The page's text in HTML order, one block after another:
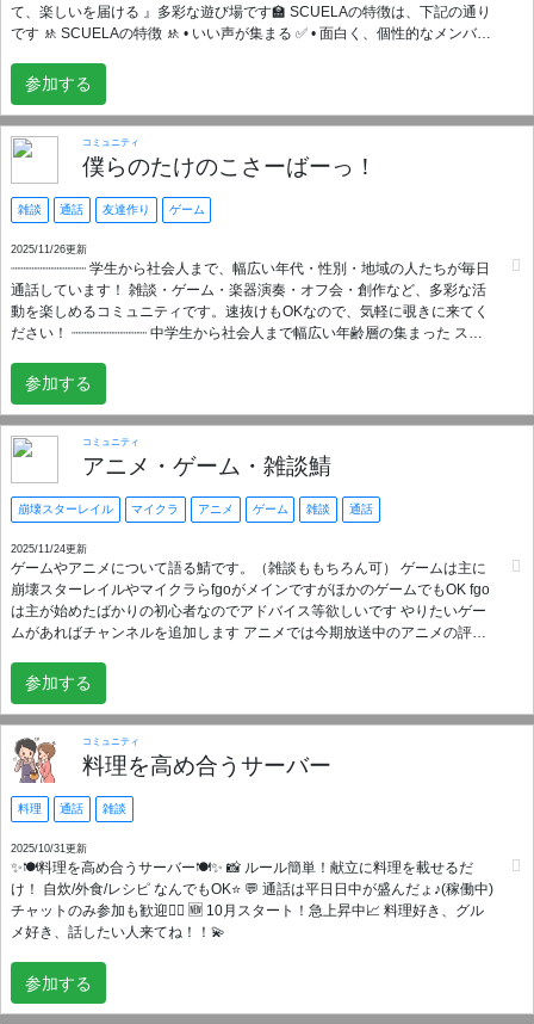
て、楽しいを届ける 』多彩な遊び場です🏫 SCUELAの特徴は、下記の通り
です 🚸 SCUELAの特徴 🚸 • いい声が集まる ✅ • 面白く、個性的なメンバー
ンバーの浮上率が高い ✅ また、メンバーの皆さんに楽しく過ごしていただ
く為にもいくつかルールがありますので、必ず一度、目を通してくださ
い。
参加する
コミュニティ
僕らのたけのこさーばーっ！
雑談 通話 友達作り ゲーム
2025/11/26更新
┈┈┈┈┈┈┈┈┈ 学生から社会人まで、幅広い年代・性別・地域の人たちが毎日
通話しています！ 雑談・ゲーム・楽器演奏・オフ会・創作など、多彩な活
動を楽しめるコミュニティです。速抜けもOKなので、気軽に覗きに来てく
ださい！ ┈┈┈┈┈┈┈┈┈ 中学生から社会人まで幅広い年齢層の集まった スー
強しながら雑談したい！ そんな時にメンションしてみれば誰か来るかも❓ ･
ゲームVC- ̗̀ 🎮𓈒⋆͛ ･雑談 VC🗣 ･お悩み相談VC😵‍💫🌀 etc... 色んなVCで 沢山話
そう！！ 開設 2025. 5月 〜
参加する
コミュニティ
アニメ・ゲーム・雑談鯖
崩壊スターレイル マイクラ アニメ ゲーム 雑談 通話
2025/11/24更新
ゲームやアニメについて語る鯖です。（雑談ももちろん可） ゲームは主に
崩壊スターレイルやマイクラらfgoがメインですがほかのゲームでもOK fgo
は主が始めたばかりの初心者なのでアドバイス等欲しいです やりたいゲー
ムがあればチャンネルを追加します アニメでは今期放送中のアニメの評価
す 年
齢制限はないですが中学生以上が望ましい 男女誰でも大歓迎！ ルールを守
って仲良く楽しくやりましょう
参加する
コミュニティ
料理を高め合うサーバー
料理 通話 雑談
2025/10/31更新
✨️🍽️料理を高め合うサーバー🍽️✨️ 📸 ルール簡単！献立に料理を載せるだ
け！ 自炊/外食/レシピ なんでもOK⭐️ 💬 通話は平日日中が盛んだょ♪(稼働中)
チャットのみ参加も歓迎🙆‍♀️ 🆕 10月スタート！急上昇中📈 料理好き、グル
メ好き、話したい人来てね！！💫
参加する